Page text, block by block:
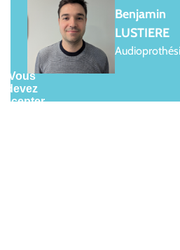
Benjamin
LUSTIERE
Vous
devez